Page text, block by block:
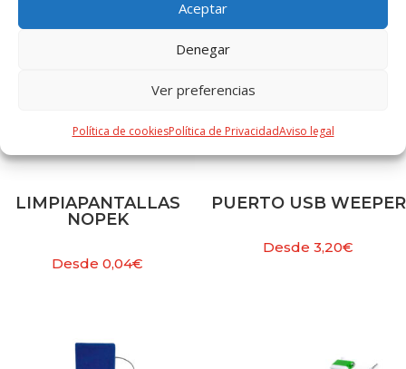
Aceptar
Denegar
Ver preferencias
Política de cookiesPolítica de PrivacidadAviso legal
LIMPIAPANTALLAS
NOPEK
Desde0,04€
PUERTO USB WEEPER
Desde3,20€